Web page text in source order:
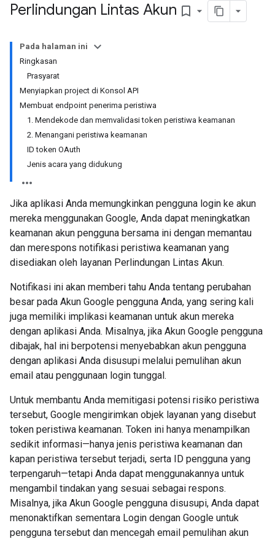
Perlindungan Lintas Akun bookmark_border
Pada halaman ini
Ringkasan
Prasyarat
Menyiapkan project di Konsol API
Membuat endpoint penerima peristiwa
1. Mendekode dan memvalidasi token peristiwa keamanan
2. Menangani peristiwa keamanan
ID token OAuth
Jenis acara yang didukung
Jika aplikasi Anda memungkinkan pengguna login ke akun
mereka menggunakan Google, Anda dapat meningkatkan
keamanan akun pengguna bersama ini dengan memantau
dan merespons notifikasi peristiwa keamanan yang
disediakan oleh layanan Perlindungan Lintas Akun.
Notifikasi ini akan memberi tahu Anda tentang perubahan
besar pada Akun Google pengguna Anda, yang sering kali
juga memiliki implikasi keamanan untuk akun mereka
dengan aplikasi Anda. Misalnya, jika Akun Google pengguna
dibajak, hal ini berpotensi menyebabkan akun pengguna
dengan aplikasi Anda disusupi melalui pemulihan akun
email atau penggunaan login tunggal.
Untuk membantu Anda memitigasi potensi risiko peristiwa
tersebut, Google mengirimkan objek layanan yang disebut
token peristiwa keamanan. Token ini hanya menampilkan
sedikit informasi—hanya jenis peristiwa keamanan dan
kapan peristiwa tersebut terjadi, serta ID pengguna yang
terpengaruh—tetapi Anda dapat menggunakannya untuk
mengambil tindakan yang sesuai sebagai respons.
Misalnya, jika Akun Google pengguna disusupi, Anda dapat
menonaktifkan sementara Login dengan Google untuk
pengguna tersebut dan mencegah email pemulihan akun